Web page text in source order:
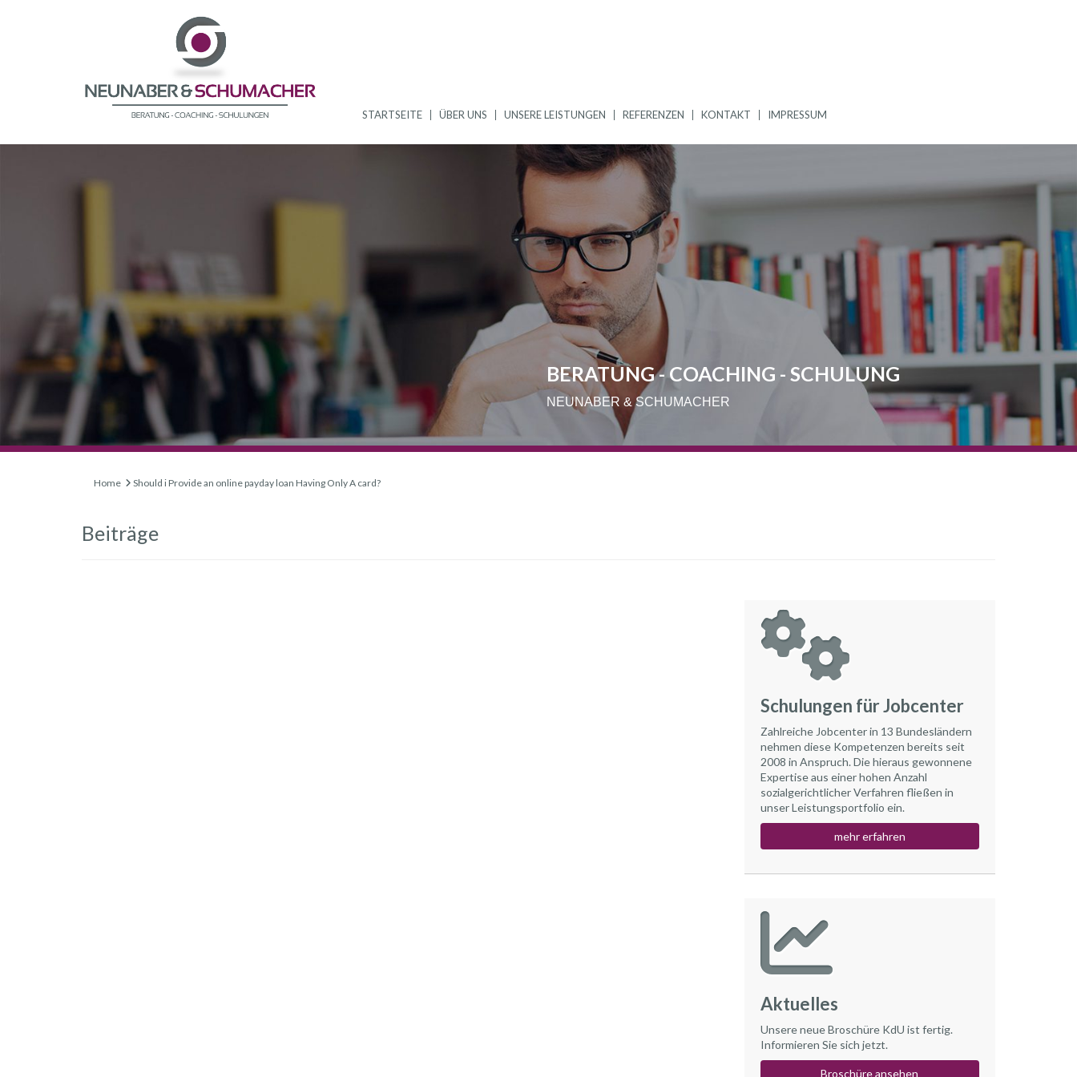
STARTSEITE ÜBER UNS UNSERE LEISTUNGEN REFERENZEN KONTAKT IMPRESSUM
BERATUNG - COACHING - SCHULUNG
NEUNABER & SCHUMACHER
Home Should i Provide an online payday loan Having Only A card?
Beiträge
Schulungen für Jobcenter
Zahlreiche Jobcenter in 13 Bundesländern
nehmen diese Kompetenzen bereits seit
2008 in Anspruch. Die hieraus gewonnene
Expertise aus einer hohen Anzahl
sozialgerichtlicher Verfahren fließen in
unser Leistungsportfolio ein.
mehr erfahren
Aktuelles
Unsere neue Broschüre KdU ist fertig.
Informieren Sie sich jetzt.
Broschüre ansehen